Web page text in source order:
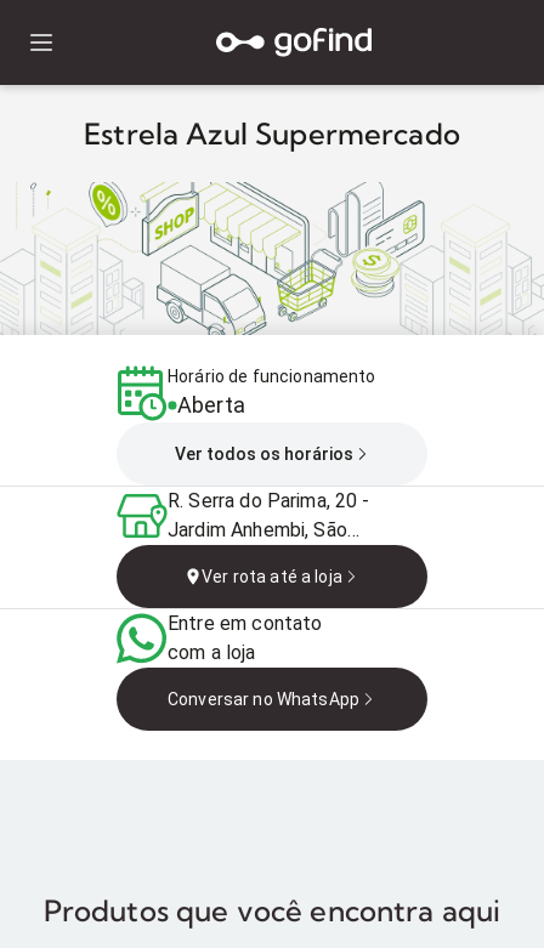
Estrela Azul Supermercado
Horário de funcionamento
Aberta
Ver todos os horários
R. Serra do Parima, 20 -
Jardim Anhembi, São
12235-210, Brazil
Ver rota até a loja
Entre em contato
com a loja
Conversar no WhatsApp
Produtos que você encontra aqui